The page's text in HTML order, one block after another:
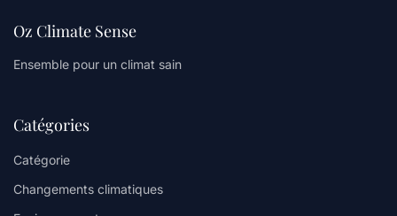
Oz Climate Sense
Ensemble pour un climat sain
Catégories
Catégorie
Changements climatiques